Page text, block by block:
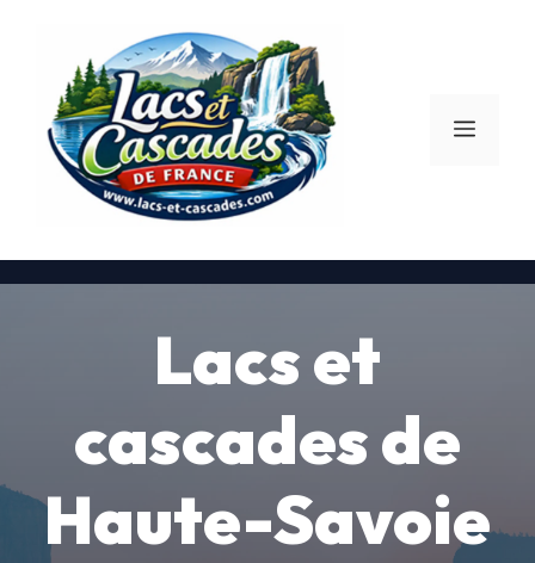
contenu
Menu
Lacs et
cascades de
Haute-Savoie